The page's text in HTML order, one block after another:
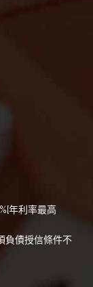
年利率最高
負債授信條件不